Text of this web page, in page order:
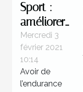
Sport :
améliorer
son
endurance
Mercredi 3
février 2021
10:14
Avoir de
l’endurance